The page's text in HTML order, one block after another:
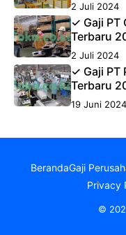
2 Juli 2024
✓ Gaji PT
Terbaru
2 Juli 2024
✓ Gaji PT
Terbaru
19 Juni 2024
BerandaGaji
Privacy
©